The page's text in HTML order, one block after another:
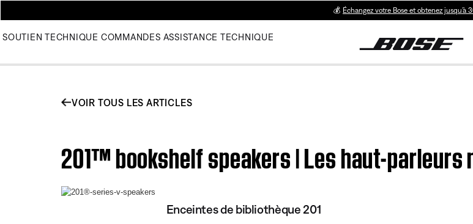
💰 Échangez votre Bose et obtenez jusqu’à
SOUTIEN TECHNIQUE COMMANDES ASSISTANCE TECHNIQUE
VOIR TOUS LES ARTICLES
201™ bookshelf speakers | Les haut-parleurs
Enceintes de bibliothèque 201